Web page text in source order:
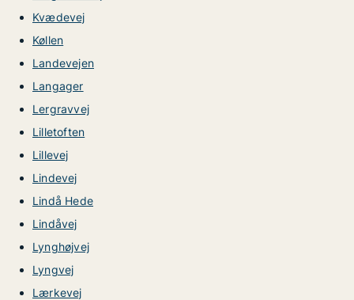
Kvædevej
Køllen
Landevejen
Langager
Lergravvej
Lilletoften
Lillevej
Lindevej
Lindå Hede
Lindåvej
Lynghøjvej
Lyngvej
Lærkevej